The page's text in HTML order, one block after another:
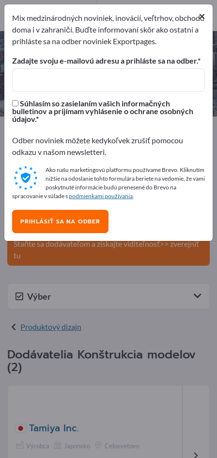
Konštrukcia modelov – nájdite
výrobcov a dodávateľov
2
Konštrukcia modelov
Inzerujte zadarmo na Exportpages!
Potreby – Ponuky – Použité tovary – Obchodné
kontakty >> začnite tu
Zverejnite svoju spoločnosť a svoje
produkty na Exportpages.
Staňte sa dodávateľom a získajte viditeľnosť>> zverejniť
tu
Výber
Produktový dizajn
Dodávatelia Konštrukcia modelov
(2)
Tamiya Inc.
Výrobca Japonsko Celosvetovo
×
Mix medzinárodných noviniek, inovácií, veľtrhov, obchodu
doma i v zahraničí. Buďte informovaní skôr ako ostatní a
prihláste sa na odber noviniek Exportpages.
Zadajte svoju e-mailovú adresu a prihláste sa na odber.
Súhlasím so zasielaním vašich informačných
bulletinov a prijímam vyhlásenie o ochrane osobných
údajov.
Odber noviniek môžete kedykoľvek zrušiť pomocou
odkazu v našom newsletteri.
Ako našu marketingovú platformu používame Brevo. Kliknutím
nižšie na odoslanie tohto formulára beriete na vedomie, že vami
poskytnuté informácie budú prenesené do Brevo na
spracovanie v súlade spodmienkami používania.
PRIHLÁSIŤ SA NA ODBER